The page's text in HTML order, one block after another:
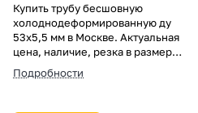
Купить трубу бесшовную
холоднодеформированную ду
53х5,5 мм в Москве. Актуальная
цена, наличие, резка в размер,
погрузка, доставка, расчет веса
и документы.
Подробности